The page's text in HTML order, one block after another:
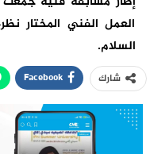
العمل الفني المختار
السلام.
شارك Facebook